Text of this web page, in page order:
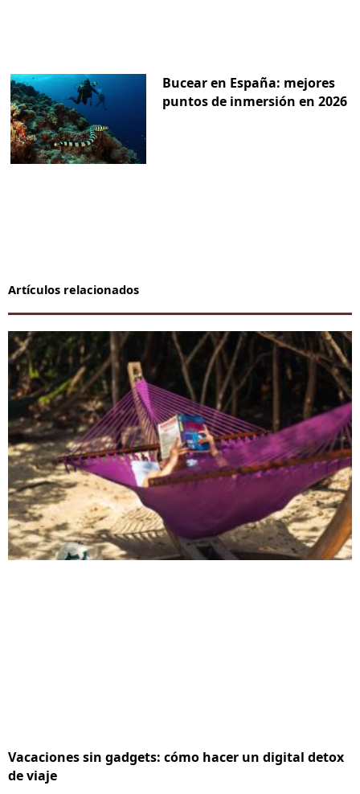
Bucear en España: mejores
puntos de inmersión en 2026
Artículos relacionados
Vacaciones sin gadgets: cómo hacer un digital detox
de viaje